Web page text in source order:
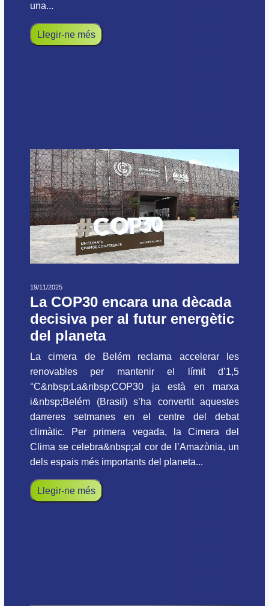
una...
Llegir-ne més
19/11/2025
La COP30 encara una dècada
decisiva per al futur energètic
del planeta
La cimera de Belém reclama accelerar les
renovables per mantenir el límit d’1,5
°C&nbsp;La&nbsp;COP30 ja està en marxa
i&nbsp;Belém (Brasil) s’ha convertit aquestes
darreres setmanes en el centre del debat
climàtic. Per primera vegada, la Cimera del
Clima se celebra&nbsp;al cor de l’Amazònia, un
dels espais més importants del planeta...
Llegir-ne més